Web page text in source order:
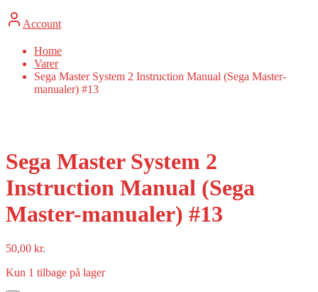
Account
Home
Varer
Sega Master System 2 Instruction Manual (Sega Master-
manualer) #13
Sega Master System 2
Instruction Manual (Sega
Master-manualer) #13
50,00 kr.
Kun 1 tilbage på lager